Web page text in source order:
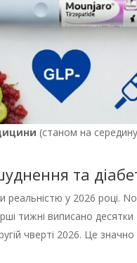
(станом на
та
реальністю у 2026 році.
тижні виписано десятки
чверті 2026. Це